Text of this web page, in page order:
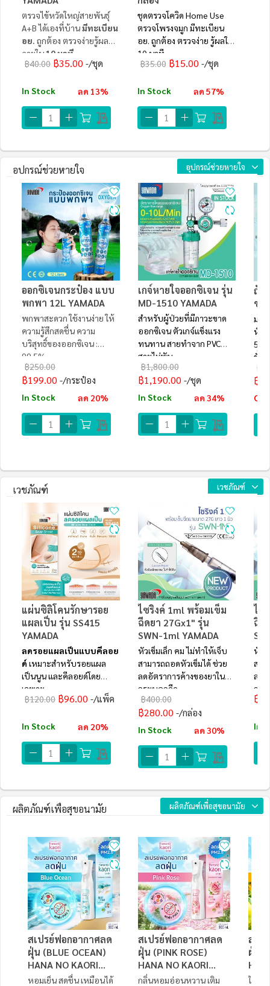
ตรวจไข้หวัดใหญ่สายพันธุ์
A+B ได้เองที่บ้านมีทะเบียน
อย. ถูกต้อง ตรวจง่ายรู้ผล
ภายใน 10 นาที
฿40.00 ฿35.00 /ชุด
In Stock ลด 13%
ชุดตรวจโควิด Home Use
ตรวจโพรงจมูก มีทะเบียน
อย. ถูกต้อง ตรวจง่าย รู้ผลใน
10 นาที
฿35.00 ฿15.00 /ชุด
In Stock ลด 57%
อุปกรณ์ช่วยหายใจ อุปกรณ์ช่วยหายใจ
ออกซิเจนกระป๋อง แบบ
พกพา 12L YAMADA
พกพาสะดวก ใช้งานง่าย ให้
ความรู้สึกสดชื่น ความ
บริสุทธิ์ของออกซิเจน :
99.5%
฿250.00
฿199.00 /กระป๋อง
In Stock ลด 20%
เกจ์หายใจออกซิเจน รุ่น
MD-1510 YAMADA
สำหรับผู้ป่วยที่มีภาวะขาด
ออกซิเจน ตัวเกจ์แข็งแรง
ทนทาน สายทำจาก PVC
สายไม่พับ
฿1,800.00
฿1,190.00 /ชุด
In Stock ลด 34%
ถัง
ขน
มาต
หัวว
540
ชั่วโ
฿
฿
เวชภัณฑ์ เวชภัณฑ์
แผ่นซิลิโคนรักษารอย
แผลเป็น รุ่น SS415
YAMADA
ลดรอยแผลเป็นแบบคีลอย
ด์ เหมาะสำหรับรอยแผล
เป็นนูน และคีลอยด์โดย
เฉพาะ
฿120.00 ฿96.00 /แพ็ค
In Stock ลด 20%
ไซริงค์ 1ml พร้อมเข็ม
ฉีดยา 27Gx1" รุ่น
SWN-1ml YAMADA
หัวเข็มเล็ก คม ไม่ทำให้เจ็บ
สามารถถอดหัวเข็มได้ ช่วย
ลดอัตราการค้างของยาใน
กระบอกฉีด
฿400.00
฿280.00 /กล่อง
In Stock ลด 30%
ไซ
ฉีด
หัวเ
สาม
ลดอั
กร
฿
In
ผลิตภัณฑ์เพื่อสุขอนามัย ผลิตภัณฑ์เพื่อสุขอนามัย
สเปรย์ฟอกอากาศลด
ฝุ่น (BLUE OCEAN)
HANA NO KAORI
300ml
หอมเย็น สดชื่น เหมือนได้
สเปรย์ฟอกอากาศลด
ฝุ่น (PINK ROSE)
HANA NO KAORI
300ml
กลิ่นหอมอ่อนหวาน เติม
สเป
ฝุ่น
ให้คว